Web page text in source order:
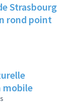
Strasbourg
rond point
mobile